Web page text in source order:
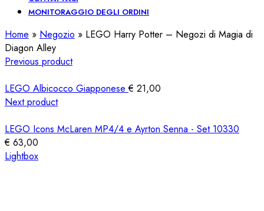
MONITORAGGIO DEGLI ORDINI
Home » Negozio » LEGO Harry Potter – Negozi di Magia di
Diagon Alley
Previous product
LEGO Albicocco Giapponese€ 21,00
Next product
LEGO Icons McLaren MP4/4 e Ayrton Senna - Set 10330
€ 63,00
Lightbox